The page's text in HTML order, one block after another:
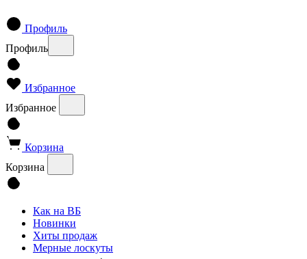
Профиль
Профиль
Избранное
Избранное
Корзина
Корзина
Как на ВБ
Новинки
Хиты продаж
Мерные лоскуты